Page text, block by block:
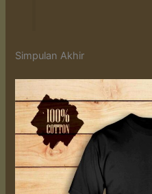
Simpulan Akhir